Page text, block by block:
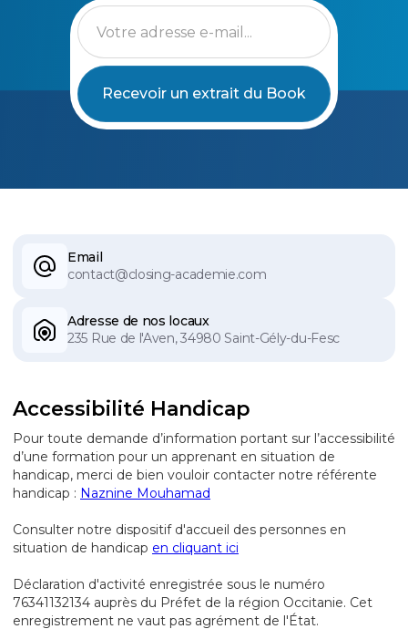
Email
contact@closing-academie.com
Adresse de nos locaux
235 Rue de l'Aven, 34980 Saint-Gély-du-Fesc
Accessibilité Handicap
Pour toute demande d’information portant sur l’accessibilité
d’une formation pour un apprenant en situation de
handicap, merci de bien vouloir contacter notre référente
handicap : Naznine Mouhamad
Consulter notre dispositif d'accueil des personnes en
situation de handicap en cliquant ici
Déclaration d'activité enregistrée sous le numéro
76341132134 auprès du Préfet de la région Occitanie. Cet
enregistrement ne vaut pas agrément de l'État.